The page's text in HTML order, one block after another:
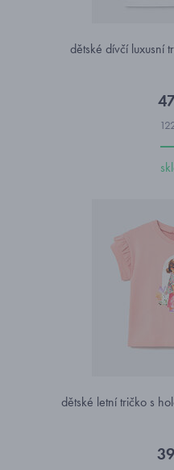
dětské dívčí
dětské letní tričko s